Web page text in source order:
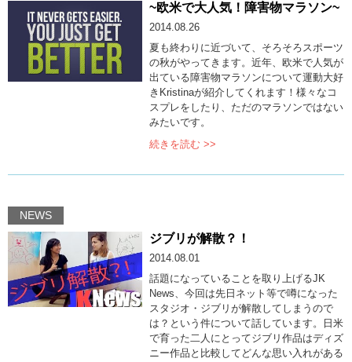
~欧米で大人気！障害物マラソン~
2014.08.26
夏も終わりに近づいて、そろそろスポーツ
の秋がやってきます。近年、欧米で人気が
出ている障害物マラソンについて運動大好
きKristinaが紹介してくれます！様々なコ
スプレをしたり、ただのマラソンではない
みたいです。
続きを読む >>
NEWS
ジブリが解散？！
2014.08.01
話題になっていることを取り上げるJK
News、今回は先日ネット等で噂になった
スタジオ・ジブリが解散してしまうので
は？という件について話しています。日米
で育った二人にとってジブリ作品はディズ
ニー作品と比較してどんな思い入れがある